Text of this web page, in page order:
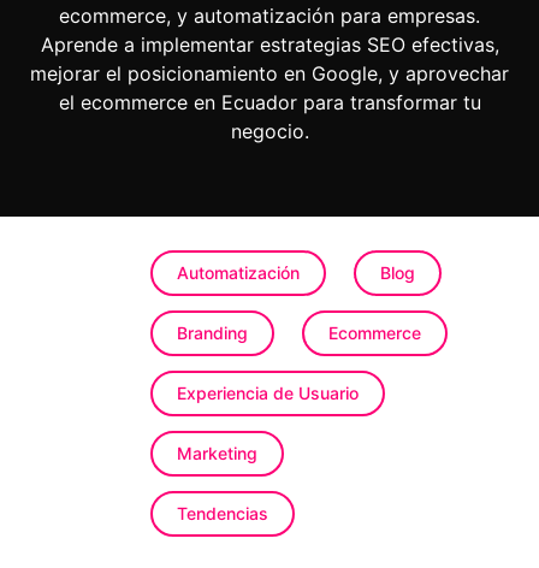
ecommerce, y automatización para empresas.
Aprende a implementar estrategias SEO efectivas,
mejorar el posicionamiento en Google, y aprovechar
el ecommerce en Ecuador para transformar tu
negocio.
Automatización Blog
Branding Ecommerce
Experiencia de Usuario
Marketing
Tendencias